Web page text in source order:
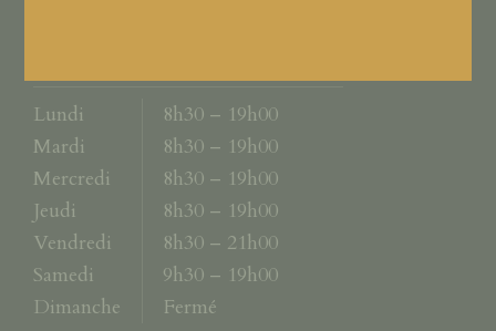
Lundi
8h30 – 19h00
Mardi
8h30 – 19h00
Mercredi
8h30 – 19h00
Jeudi
8h30 – 19h00
Vendredi
8h30 – 21h00
Samedi
9h30 – 19h00
Dimanche
Fermé